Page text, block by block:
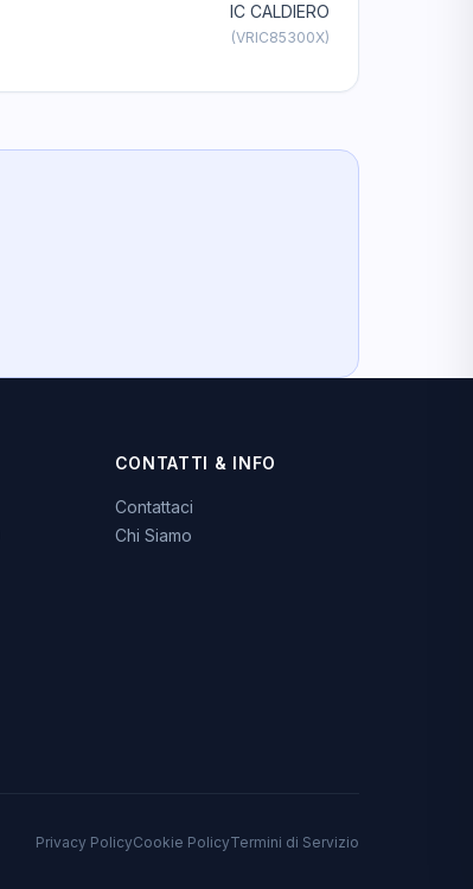
IC CALDIERO
(VRIC85300X)
CONTATTI & INFO
Contattaci
Chi Siamo
Privacy PolicyCookie PolicyTermini di Servizio